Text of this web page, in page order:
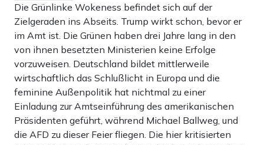
Die Grünlinke Wokeness befindet sich auf der
Zielgeraden ins Abseits. Trump wirkt schon, bevor er
im Amt ist. Die Grünen haben drei Jahre lang in den
von ihnen besetzten Ministerien keine Erfolge
vorzuweisen. Deutschland bildet mittlerweile
wirtschaftlich das Schlußlicht in Europa und die
feminine Außenpolitik hat nichtmal zu einer
Einladung zur Amtseinführung des amerikanischen
Präsidenten geführt, während Michael Ballweg, und
die AFD zu dieser Feier fliegen. Die hier kritisierten